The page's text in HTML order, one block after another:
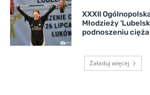
XXXII
Młodzieży
podnoszeniu
Załaduj więcej